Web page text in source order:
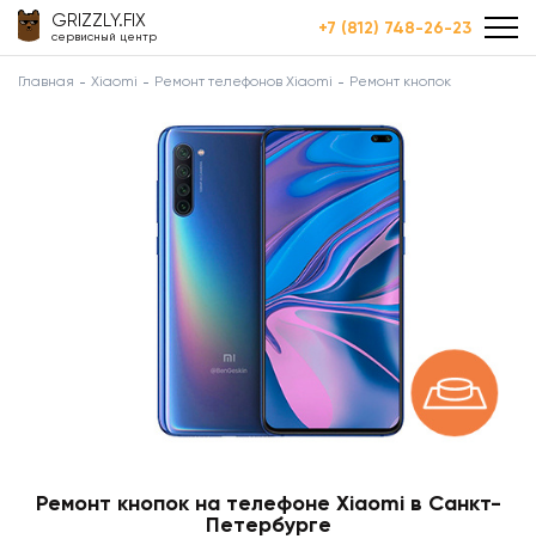
GRIZZLY.FIX
сервисный центр +7 (812) 748-26-23
Главная Xiaomi Ремонт телефонов Xiaomi Ремонт кнопок
Ремонт кнопок на телефоне Xiaomi в Санкт-
Петербурге